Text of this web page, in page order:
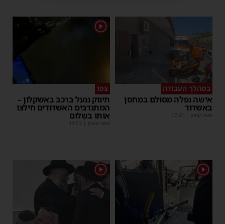
במהלך העבודה
אישה נפלה מסולם במחסן
באשדוד
משה קאהן 17:31
1
צפו
תינוק ננעל ברכב באשקלון –
המתנדבים האשדודים חילצו
אותו בשלום
משה קאהן 11:53
1
1